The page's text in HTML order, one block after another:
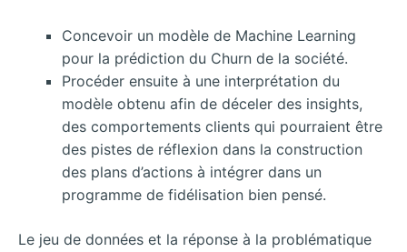
Concevoir un modèle de Machine Learning
pour la prédiction du Churn de la société.
Procéder ensuite à une interprétation du
modèle obtenu afin de déceler des insights,
des comportements clients qui pourraient être
des pistes de réflexion dans la construction
des plans d’actions à intégrer dans un
programme de fidélisation bien pensé.
Le jeu de données et la réponse à la problématique